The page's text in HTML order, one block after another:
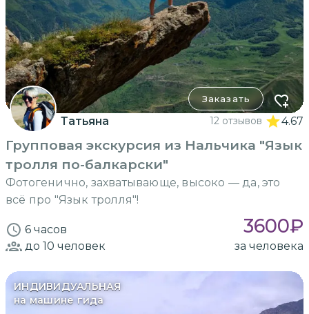
Заказать
Татьяна 12 отзывов 4.67
Групповая экскурсия из Нальчика "Язык
тролля по-балкарски"
Фотогенично, захватывающе, высоко — да, это
всё про "Язык тролля"!
6 часов 3600₽
до 10 человек за человека
ИНДИВИДУАЛЬНАЯ
на машине гида